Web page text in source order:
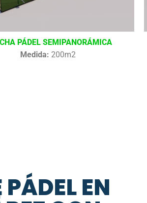
PÁDEL SEMIPANORÁMICA
Medida: 200m2
EN